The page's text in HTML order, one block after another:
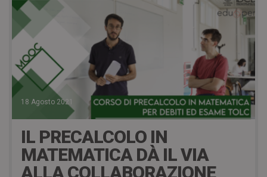
18 Agosto 2021
IL PRECALCOLO IN
MATEMATICA DÀ IL VIA
ALLA COLLABORAZIONE